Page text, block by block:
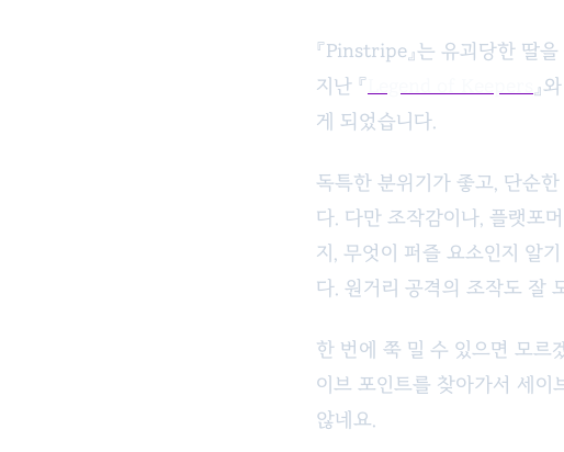
『Pinstripe』는 유괴당한 딸
지난 『
』
게 되었습니다.
독특한 분위기가 좋고, 단순
다. 다만 조작감이나, 플랫포
지, 무엇이 퍼즐 요소인지 알
다. 원거리 공격의 조작도 잘
한 번에 쭉 밀 수 있으면 모
이브 포인트를 찾아가서 세이
않네요.